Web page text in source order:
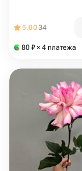
5.0034
80 ₽ × 4 платежа